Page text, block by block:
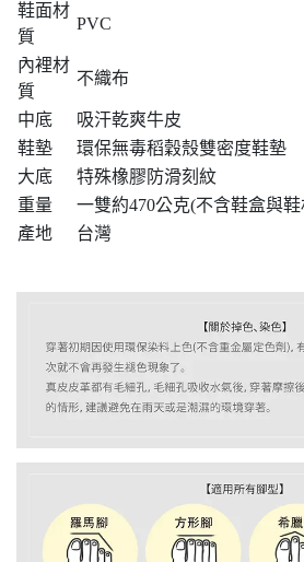
鞋面材
質
PVC
內裡材
質
不織布
中底
吸汗乾爽牛皮
鞋墊
環保無毒稻穀殼雙密度鞋墊
大底
特殊橡膠防滑刻紋
重量
一雙約470公克(不含鞋盒與鞋
產地
台灣